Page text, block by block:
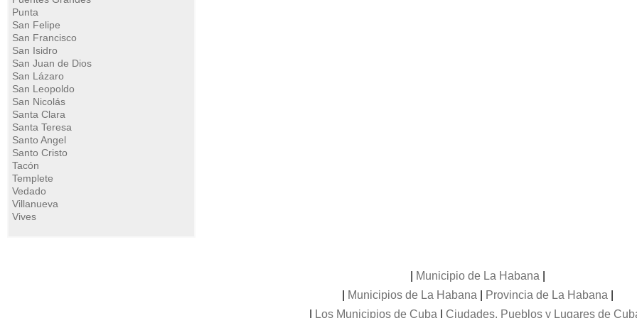
Punta
San Felipe
San Francisco
San Isidro
San Juan de Dios
San Lázaro
San Leopoldo
San Nicolás
Santa Clara
Santa Teresa
Santo Angel
Santo Cristo
Tacón
Templete
Vedado
Villanueva
Vives
Municipio de La Habana
Municipios de La Habana Provincia de La Habana
Los Municipios de Cuba Ciudades, Pueblos y Lugares de